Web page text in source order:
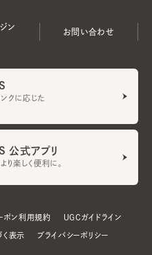
ン
お問い合わせ
クに応じた
公式アプリ
楽しく便利に。
ポン利用規約 UGCガイドライン
表示 プライバシーポリシー